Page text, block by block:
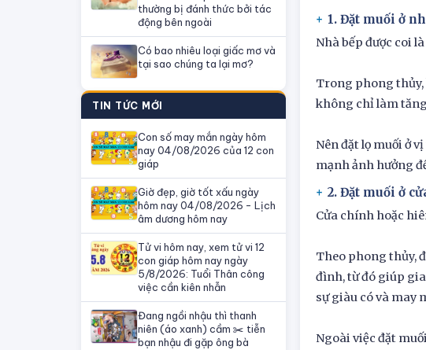
thường bị đánh thức bởi tác
động bên ngoài
Có bao nhiêu loại giấc mơ và
tại sao chúng ta lại mơ?
TIN TỨC MỚI
Con số may mắn ngày hôm
nay 04/08/2026 của 12 con
giáp
Giờ đẹp, giờ tốt xấu ngày
hôm nay 04/08/2026 - Lịch
âm dương hôm nay
Tử vi hôm nay, xem tử vi 12
con giáp hôm nay ngày
5/8/2026: Tuổi Thân công
việc cần kiên nhẫn
Đang ngồi nhậu thì thanh
niên (áo xanh) cầm ✂️ tiễn
bạn nhậu đi gặp ông bà
1. Đặt muối ở
Nhà bếp được coi
Trong phong thủy,
không chỉ làm
Nên đặt lọ muối ở
mạnh ảnh hưởng
2. Đặt muối ở
Cửa chính hoặc
Theo phong thủy,
đình, từ đó giúp
sự giàu có và may
Ngoài việc đặt